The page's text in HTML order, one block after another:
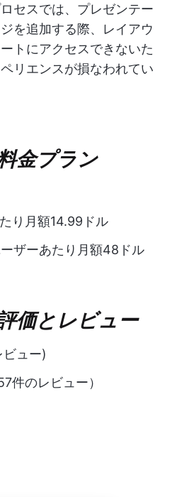
セスでは、プレゼンテー
を追加する際、レイアウ
トにアクセスできないた
リエンスが損なわれてい
金プラン
り月額14.99ドル
ーザーあたり月額48ドル
価とレビュー
ュー)
件のレビュー）